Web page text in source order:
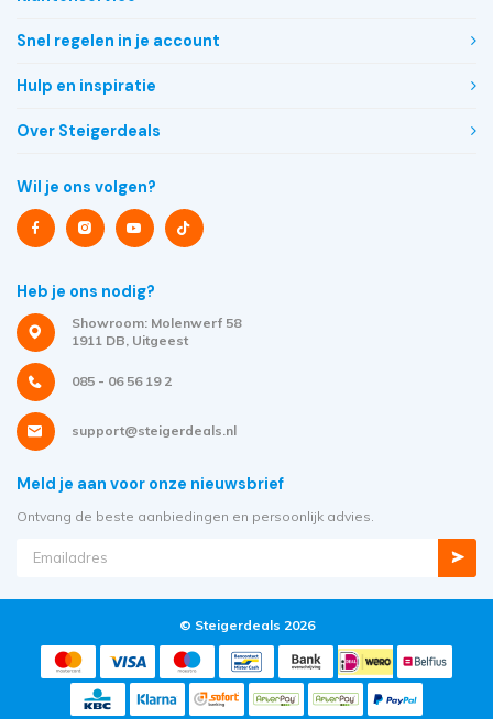
Snel regelen in je account
Hulp en inspiratie
Over Steigerdeals
Wil je ons volgen?
Heb je ons nodig?
Showroom: Molenwerf 58
1911 DB, Uitgeest
085 - 06 56 19 2
support@steigerdeals.nl
Meld je aan voor onze nieuwsbrief
Ontvang de beste aanbiedingen en persoonlijk advies.
© Steigerdeals 2026